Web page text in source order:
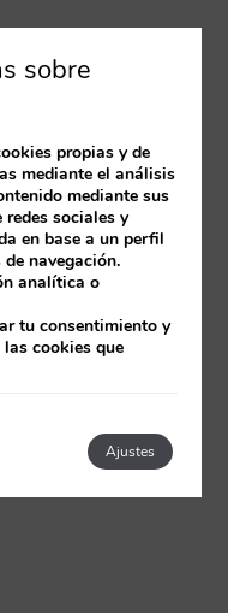
sobre
propias y de
mediante el análisis
mediante sus
redes sociales y
en base a un perfil
navegación.
analítica o
tu consentimiento y
cookies que
Ajustes